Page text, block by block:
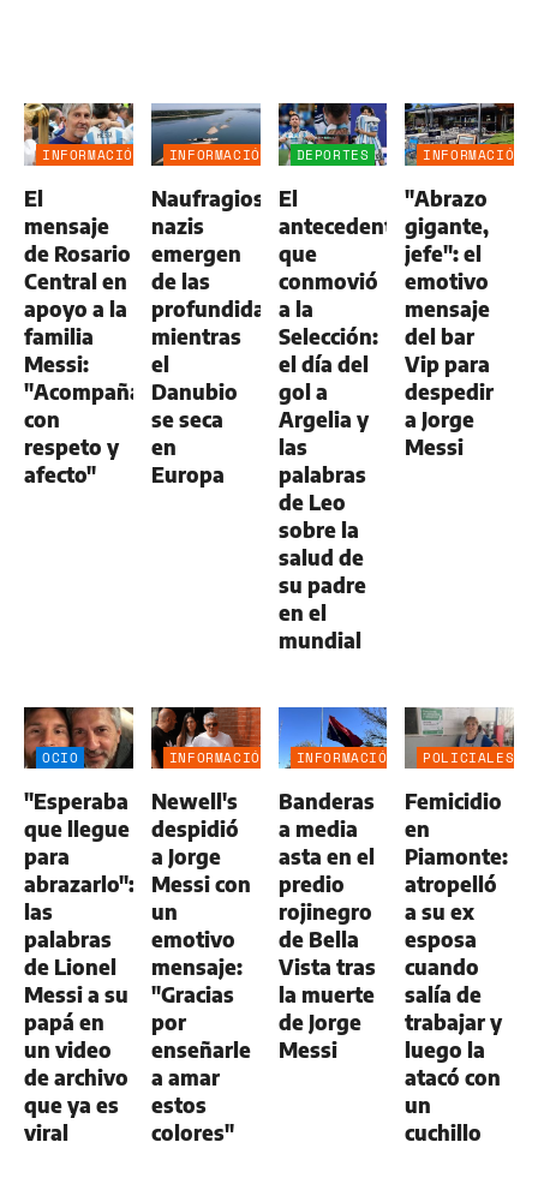
INFORMACIÓN
El
mensaje
de Rosario
Central en
apoyo a la
familia
Messi:
"Acompañamos
con
respeto y
afecto"
INFORMACIÓN
Naufragios
nazis
emergen
de las
profundidades
mientras
el
Danubio
se seca
en
Europa
DEPORTES
El
antecedente
que
conmovió
a la
Selección:
el día del
gol a
Argelia y
las
palabras
de Leo
sobre la
salud de
su padre
en el
mundial
INFORMACIÓN
"Abrazo
gigante,
jefe": el
emotivo
mensaje
del bar
Vip para
despedir
a Jorge
Messi
OCIO
"Esperaba
que llegue
para
abrazarlo":
las
palabras
de Lionel
Messi a su
papá en
un video
de archivo
que ya es
viral
INFORMACIÓN
Newell's
despidió
a Jorge
Messi con
un
emotivo
mensaje:
"Gracias
por
enseñarle
a amar
estos
colores"
INFORMACIÓN
Banderas
a media
asta en el
predio
rojinegro
de Bella
Vista tras
la muerte
de Jorge
Messi
POLICIALES
Femicidio
en
Piamonte:
atropelló
a su ex
esposa
cuando
salía de
trabajar y
luego la
atacó con
un
cuchillo